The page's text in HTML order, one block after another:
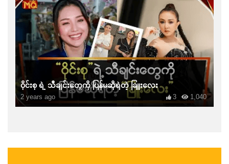
ဝိုင်းစု ရဲ့ သီချင်းတွေကို ပြန်မဆိုရဲတဲ့ ခြူးလေး
2 years ago 1,040
3